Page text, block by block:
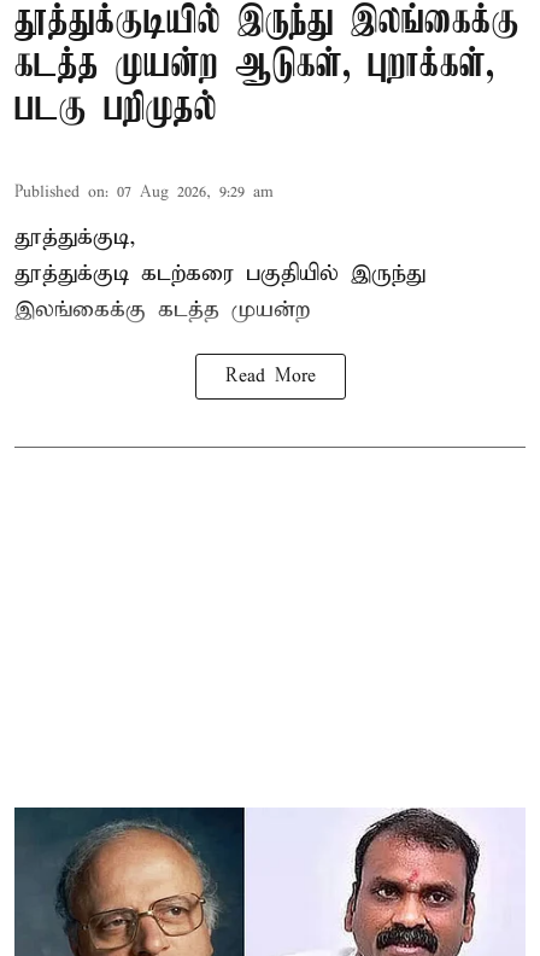
தூத்துக்குடியில் இருந்து இலங்கைக்கு
கடத்த முயன்ற ஆடுகள், புறாக்கள்,
படகு பறிமுதல்
Published on: 07 Aug 2026, 9:29 am
தூத்துக்குடி,
தூத்துக்குடி கடற்கரை பகுதியில் இருந்து
இலங்கைக்கு கடத்த முயன்ற
Read More